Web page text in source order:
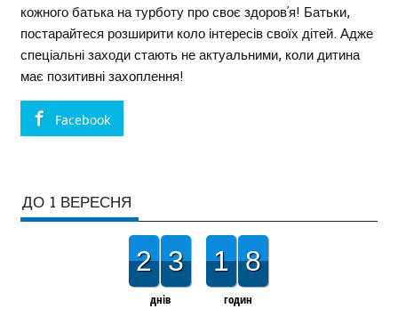
кожного батька на турботу про своє здоров’я! Батьки,
постарайтеся розширити коло інтересів своїх дітей. Адже
спеціальні заходи стають не актуальними, коли дитина
має позитивні захоплення!
Facebook
ДО 1 ВЕРЕСНЯ
2 3
днів
1 8
годин